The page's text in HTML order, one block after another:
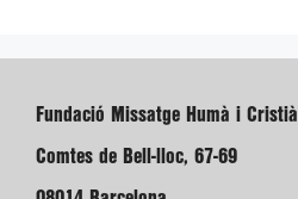
Fundació Missatge Humà i Cristià
Comtes de Bell-lloc, 67-69